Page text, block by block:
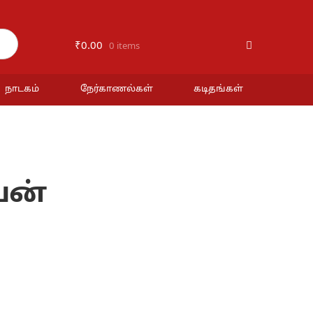
₹0.00 0 items
நாடகம் நேர்காணல்கள் கடிதங்கள்